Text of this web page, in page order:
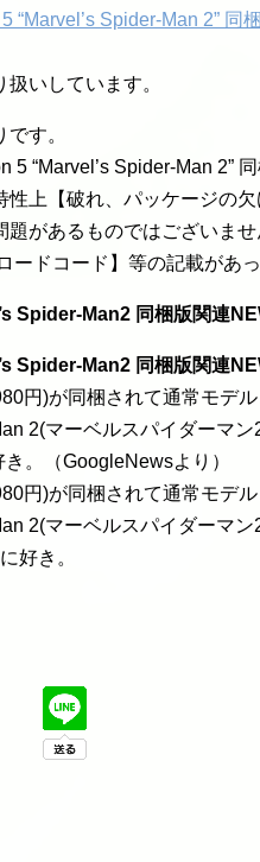
“Marvel’s Spider-Man 2”
いしています。
す。
5 “Marvel’s Spider-Man 2”
性上【破れ、パッケージの
題があるものではございま
ードコード】等の記載があ
Spider-Man2 同梱版関連
Spider-Man2 同梱版関連
円)が同梱されて通常モデ
2(マーベルスパイダーマ
。（GoogleNewsより）
円)が同梱されて通常モデ
2(マーベルスパイダーマ
好き。